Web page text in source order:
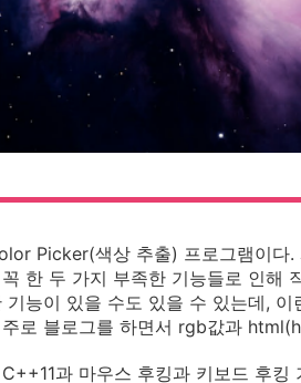
Picker(색상 추출) 프로그램이다
한 두 가지 부족한 기능들로 인해
기능이 있을 수도 있을 수 있는데,
로 블로그를 하면서 rgb값과
과 마우스 후킹과 키보드 후